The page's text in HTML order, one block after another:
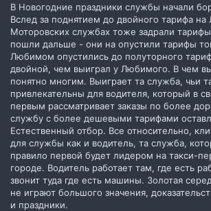
В Новогодние праздники службы начали
Вслед за поднятием до двойного тарифа
Моторовских службах тоже задрали
пошли дальше - они на опустили тарифы
Любимом опустились до полуторного
двойной, чем выиграл у Любимого. В чем
понятно многим. Выиграет та служба, чьи
привлекательны для водителя, который в
первым рассматривает заказы по более
службу с более дешевыми тарифами
Естественный отбор. Все относительно,
для службы как и водитель, та служба,
правило первой будет лидером на такси-
городе. Водитель работает там, где есть
звонит туда где есть машины. Золотая
не играют большого значения,
и праздники.